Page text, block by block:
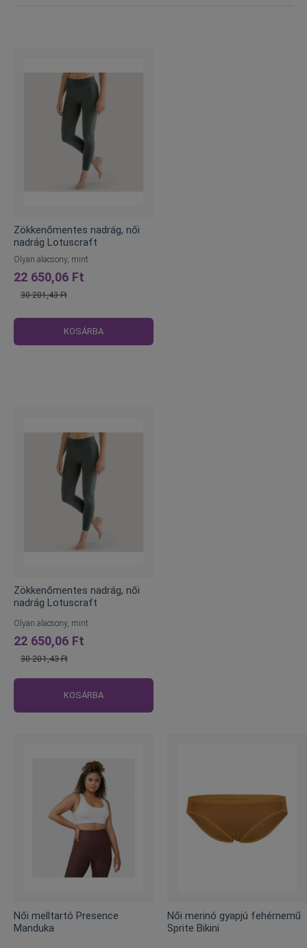
Zökkenőmentes nadrág, női
nadrág Lotuscraft
Olyan alacsony, mint
22 650,06 Ft
30 201,43 Ft
KOSÁRBA
Zökkenőmentes nadrág, női
nadrág Lotuscraft
Olyan alacsony, mint
22 650,06 Ft
30 201,43 Ft
KOSÁRBA
Női melltartó Presence
Manduka
Női merinó gyapjú fehérnemű
Sprite Bikini